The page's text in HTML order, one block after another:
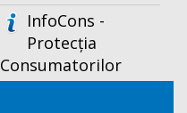
InfoCons -
Protecția
Consumatorilor